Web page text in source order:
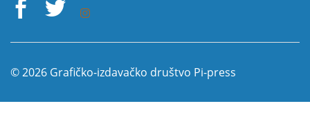
© 2026 Grafičko-izdavačko društvo Pi-press